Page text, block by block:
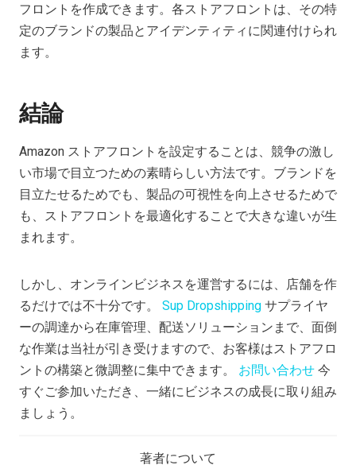
フロントを作成できます。各ストアフロントは、その特
定のブランドの製品とアイデンティティに関連付けられ
ます。
結論
Amazon ストアフロントを設定することは、競争の激し
い市場で目立つための素晴らしい方法です。ブランドを
目立たせるためでも、製品の可視性を向上させるためで
も、ストアフロントを最適化することで大きな違いが生
まれます。
しかし、オンラインビジネスを運営するには、店舗を作
るだけでは不十分です。
Sup Dropshipping サプライヤ
ーの調達から在庫管理、配送ソリューションまで、面倒
な作業は当社が引き受けますので、お客様はストアフロ
ントの構築と微調整に集中できます。 お問い合わせ 今
すぐご参加いただき、一緒にビジネスの成長に取り組み
ましょう。
著者について